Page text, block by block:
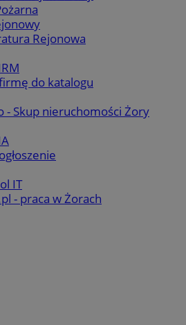
Rejonowa
do katalogu
- Skup nieruchomości Żory
IT
- praca w Żorach